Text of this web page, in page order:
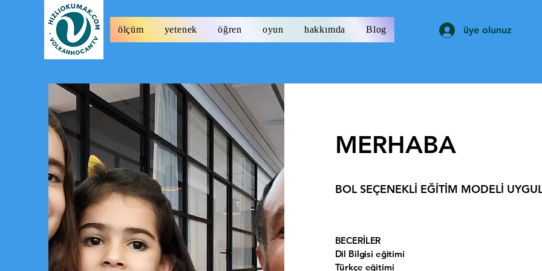
ölçüm yetenek öğren oyun hakkımda Blog üye olunuz
MERHABA
BOL SEÇENEKLİ EĞİTİM MODELİ
BECERİLER
Dil Bilgisi eğitimi
Türkçe eğitimi